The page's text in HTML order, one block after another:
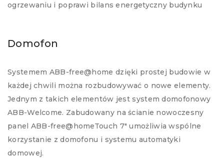
ogrzewaniu i poprawi bilans energetyczny budynku
Domofon
Systemem ABB-free@home dzięki prostej budowie w
każdej chwili można rozbudowywać o nowe elementy.
Jednym z takich elementów jest system domofonowy
ABB-Welcome. Zabudowany na ścianie nowoczesny
panel ABB-free@homeTouch 7″ umożliwia wspólne
korzystanie z domofonu i systemu automatyki
domowej.